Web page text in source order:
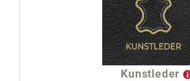
Kunstleder